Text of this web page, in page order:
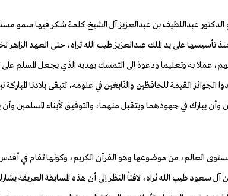
عبداللطيف بن عبدالعزيز آل الشيخ كلمة شكر فيها سمو
منذ تأسيسها على يد الملك عبدالعزيز طيب الله ثراه، حتى العهد
عملا به وتعليما ودعوة إلى التمسك بهديه الذي يجعل
الجوائز القيمة للحافظين والنّابغين في علومه، لتبقى بلادنا
وأن يبارك في جهودهما ويتقبل منهما، والتوفيق لأبناء المسلمين
العالم، من موضوعها وهو القرآن الكريم، وكونها تقام في